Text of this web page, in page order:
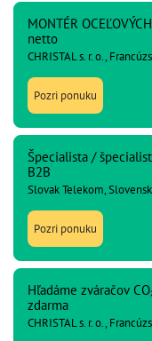
MONTÉR
netto
CHRISTAL s. r. o.,
Pozri ponuku
Špecialista /
B2B
Slovak Telekom,
Pozri ponuku
Hľadáme zváračov
zdarma
CHRISTAL s. r. o.,